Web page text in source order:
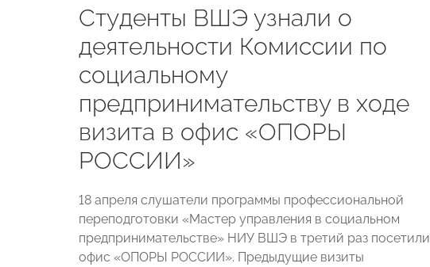
Студенты ВШЭ узнали о
деятельности Комиссии по
социальному
предпринимательству в ходе
визита в офис «ОПОРЫ
РОССИИ»
18 апреля слушатели программы профессиональной
переподготовки «Мастер управления в социальном
предпринимательстве» НИУ ВШЭ в третий раз посетили
офис «ОПОРЫ РОССИИ». Предыдущие визиты